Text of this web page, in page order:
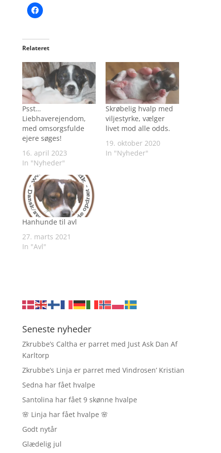
Relateret
Psst…
Liebhaverejendom,
med omsorgsfulde
ejere søges!
16. april 2023
In "Nyheder"
Skrøbelig hvalp med
viljestyrke, vælger
livet mod alle odds.
19. oktober 2020
In "Nyheder"
Hanhunde til avl
27. marts 2021
In "Avl"
Seneste nyheder
Zkrubbe’s Caltha er parret med Just Ask Dan Af
Karltorp
Zkrubbe’s Linja er parret med Vindrosen’ Kristian
Sedna har fået hvalpe
Santolina har fået 9 skønne hvalpe
🌸 Linja har fået hvalpe 🌸
Godt nytår
Glædelig jul